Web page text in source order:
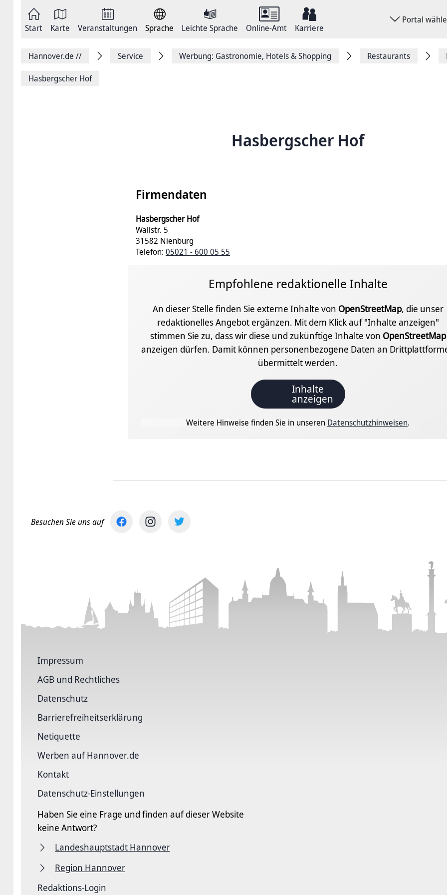
springen
Start Karte Veranstaltungen Sprache Leichte Sprache Online-Amt Karriere
Portal
FacebookHannover.de // Service Werbung: Gastronomie, Hotels & Shopping Restaurants
Hasbergscher Hof
Hasbergscher Hof
Firmendaten
Hasbergscher Hof
Wallstr. 5
31582 Nienburg
Telefon: 05021 - 600 05 55
Empfohlene redaktionelle Inhalte
An dieser Stelle finden Sie externe Inhalte von OpenStreetMap, die unser
redaktionelles Angebot ergänzen. Mit dem Klick auf "Inhalte anzeigen"
stimmen Sie zu, dass wir diese und zukünftige Inhalte von OpenStreetMap
anzeigen dürfen. Damit können personenbezogene Daten an
übermittelt werden.
Inhalte
anzeigen
Weitere Hinweise finden Sie in unseren Datenschutzhinweisen.
Besuchen Sie uns auf
Impressum
AGB und Rechtliches
Datenschutz
Barriere­freiheits­erklärung
Netiquette
Werben auf Hannover.de
Kontakt
Datenschutz-Einstellungen
Haben Sie eine Frage und finden auf dieser Website
keine Antwort?
Landeshauptstadt Hannover
Region Hannover
Redaktions-Login